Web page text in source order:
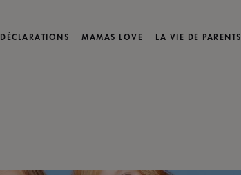
DÉCLARATIONS MAMAS LOVE LA VIE DE PARENTS